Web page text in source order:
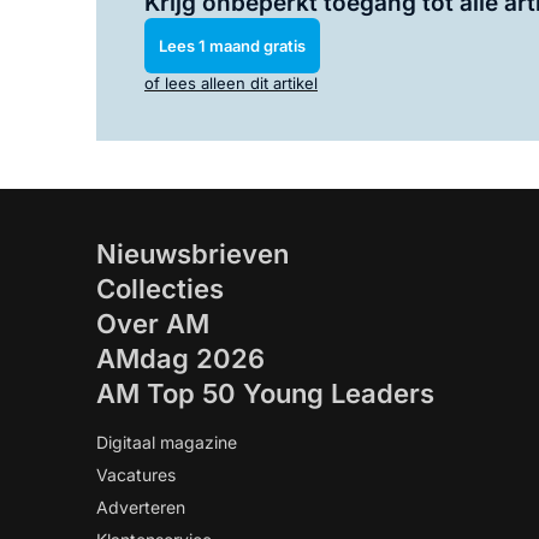
Lees 1 maand gratis
of lees alleen dit artikel
Nieuwsbrieven
Collecties
Over AM
AMdag 2026
AM Top 50 Young Leaders
Digitaal magazine
Vacatures
Adverteren